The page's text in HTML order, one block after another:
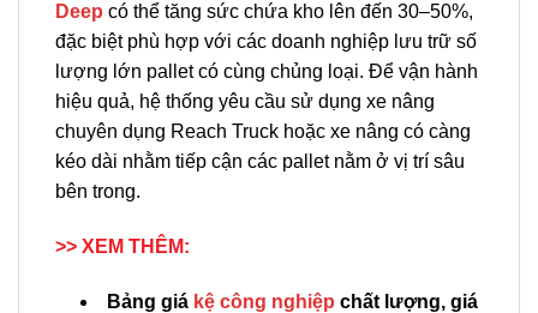
Deep có thể tăng sức chứa kho lên đến 30–50%,
đặc biệt phù hợp với các doanh nghiệp lưu trữ số
lượng lớn pallet có cùng chủng loại. Để vận hành
hiệu quả, hệ thống yêu cầu sử dụng xe nâng
chuyên dụng Reach Truck hoặc xe nâng có càng
kéo dài nhằm tiếp cận các pallet nằm ở vị trí sâu
bên trong.
>> XEM THÊM:
Bảng giá kệ công nghiệp chất lượng, giá